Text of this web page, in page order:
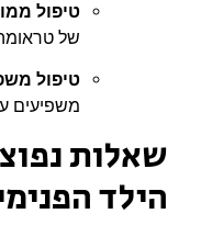
טיפול
של
טיפול
משפיעים
שאלות
הילד